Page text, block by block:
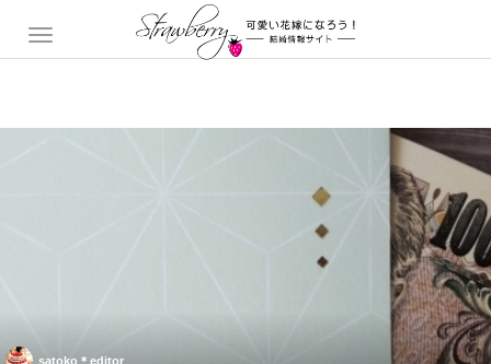
satoko＊editor